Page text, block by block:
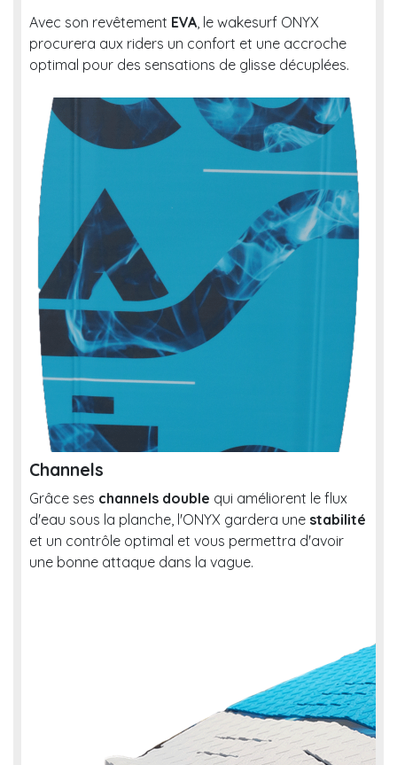
Avec son revêtement EVA , le wakesurf ONYX
procurera aux riders un confort et une accroche
optimal pour des sensations de glisse décuplées.
Channels
Grâce ses channels double qui améliorent le flux
d'eau sous la planche, l'ONYX gardera une stabilité
et un contrôle optimal et vous permettra d'avoir
une bonne attaque dans la vague.